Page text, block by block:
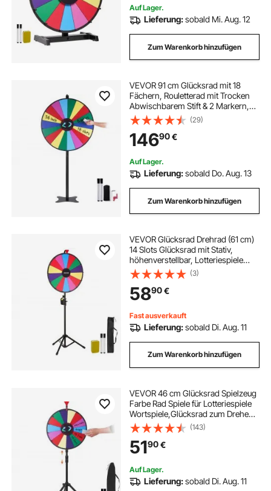
Auf Lager.
Lieferung:sobald Mi. Aug. 12
Zum Warenkorb hinzufügen
VEVOR 91 cm Glücksrad mit 18
Fächern, Rouletterad mit Trocken
Abwischbarem Stift & 2 Markern,
zum Aufstellen auf dem Tisch oder
auf dem Boden, um Glücksspiele für
Partys, Kneipen usw.
(29)
14690€
Auf Lager.
Lieferung:sobald Do. Aug. 13
Zum Warenkorb hinzufügen
VEVOR Glücksrad Drehrad (61 cm)
14 Slots Glücksrad mit Stativ,
höhenverstellbar, Lotteriespiele
Gewinn-Roulette mit
Tafelschwamm & 2 Markern, 6
Farben, ideal für Party Kneipe
Messe Karneval
(3)
5890€
Fast ausverkauft
Lieferung:sobald Di. Aug. 11
Zum Warenkorb hinzufügen
VEVOR 46 cm Glücksrad Spielzeug
Farbe Rad Spiele für Lotteriespiele
Wortspiele,Glücksrad zum Drehen
Acrylplatte mit PVC-Schaum,54 x
54 x 11 cm Preisrad Lucky Wheel mit
Stativ
(143)
5190€
Auf Lager.
Lieferung:sobald Di. Aug. 11